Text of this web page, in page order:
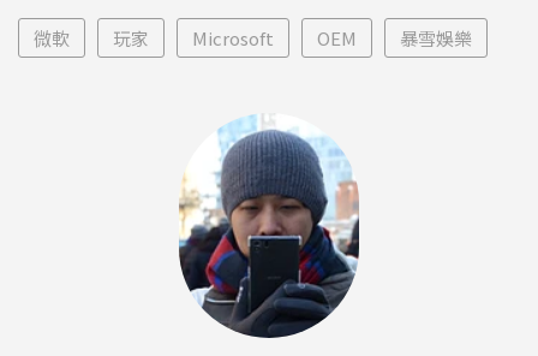
微軟 玩家 Microsoft OEM 暴雪娛樂